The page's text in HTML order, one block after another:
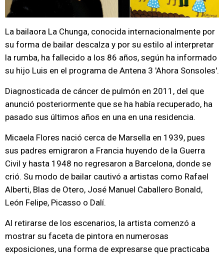
La bailaora La Chunga, conocida internacionalmente por
su forma de bailar descalza y por su estilo al interpretar
la rumba, ha fallecido a los 86 años, según ha informado
su hijo Luis en el programa de Antena 3 'Ahora Sonsoles'.
Diagnosticada de cáncer de pulmón en 2011, del que
anunció posteriormente que se ha había recuperado, ha
pasado sus últimos años en una en una residencia.
Micaela Flores nació cerca de Marsella en 1939, pues
sus padres emigraron a Francia huyendo de la Guerra
Civil y hasta 1948 no regresaron a Barcelona, donde se
crió. Su modo de bailar cautivó a artistas como Rafael
Alberti, Blas de Otero, José Manuel Caballero Bonald,
León Felipe, Picasso o Dalí.
Al retirarse de los escenarios, la artista comenzó a
mostrar su faceta de pintora en numerosas
exposiciones, una forma de expresarse que practicaba